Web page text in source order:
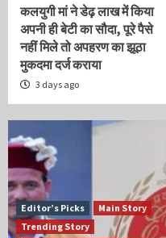
कलयुगी मां ने डेढ़ लाख में किया
अपनी ही बेटी का सौदा, पूरे पैसे
नहीं मिले तो अपहरण का झूठा
मुकदमा दर्ज कराया
3 days ago
Editor’s Picks
Main Story
Trending Story